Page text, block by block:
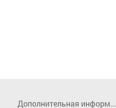
Дополнительная информ...